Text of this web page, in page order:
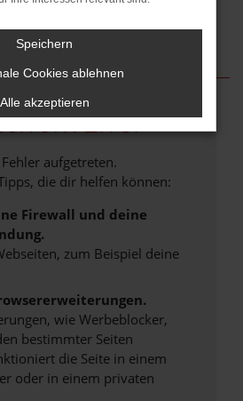
Florstadt
Florstadt
Florstadt
Error
aufgetreten.
die dir helfen können:
Firewall und deine
zum Beispiel deine
wie Werbeblocker,
bestimmter Seiten
die Seite in einem
oder in einem privaten
Speichern
Cookies ablehnen
Alle akzeptieren